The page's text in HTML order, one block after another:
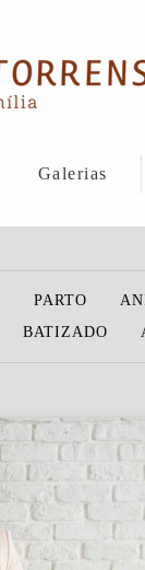
Galerias
PARTO
BATIZADO